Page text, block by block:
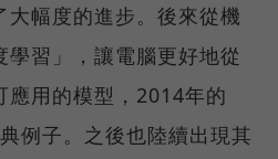
大幅度的進步。後來從機
習」，讓電腦更好地從
應用的模型，2014年的
例子。之後也陸續出現其